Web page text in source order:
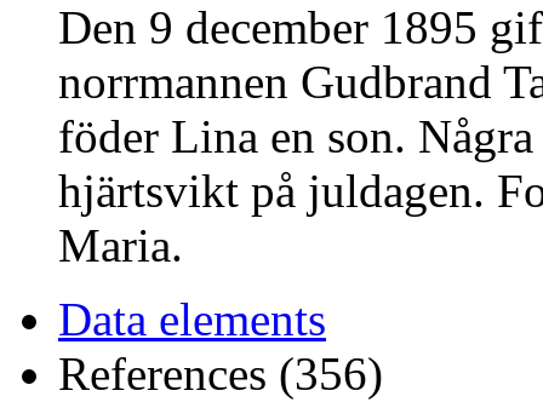
Den 9 december 1895
norrmannen Gudbrand
föder Lina en son.
hjärtsvikt på juldagen.
Maria.
Data elements
References (356)